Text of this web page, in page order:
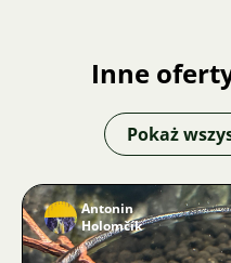
Inne
Pokaż
Antonin
Holomčík